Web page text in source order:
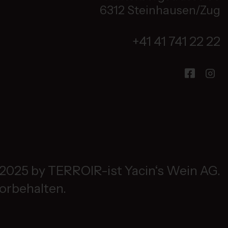
6312 Steinhausen/Zug
+41 41 741 22 22
by TERROIR-ist Yacin‘s Wein AG.